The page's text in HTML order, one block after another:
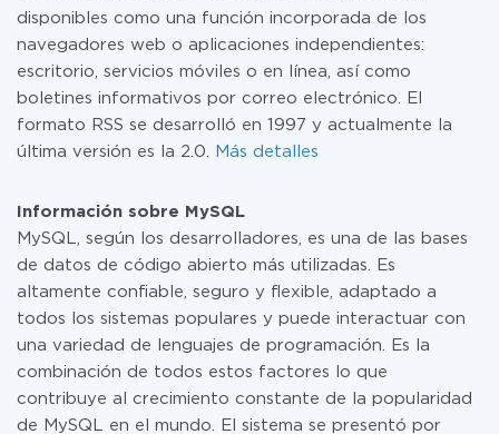
disponibles como una función incorporada de los
navegadores web o aplicaciones independientes:
escritorio, servicios móviles o en línea, así como
boletines informativos por correo electrónico. El
formato RSS se desarrolló en 1997 y actualmente la
última versión es la 2.0.
Más detalles
Información sobre MySQL
MySQL, según los desarrolladores, es una de las bases
de datos de código abierto más utilizadas. Es
altamente confiable, seguro y flexible, adaptado a
todos los sistemas populares y puede interactuar con
una variedad de lenguajes de programación. Es la
combinación de todos estos factores lo que
contribuye al crecimiento constante de la popularidad
de MySQL en el mundo. El sistema se presentó por